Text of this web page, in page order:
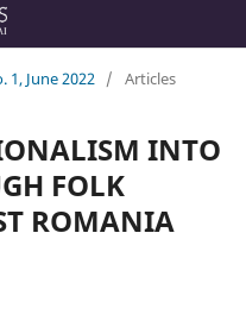
1, June 2022 / Articles
INTO
FOLK
ROMANIA